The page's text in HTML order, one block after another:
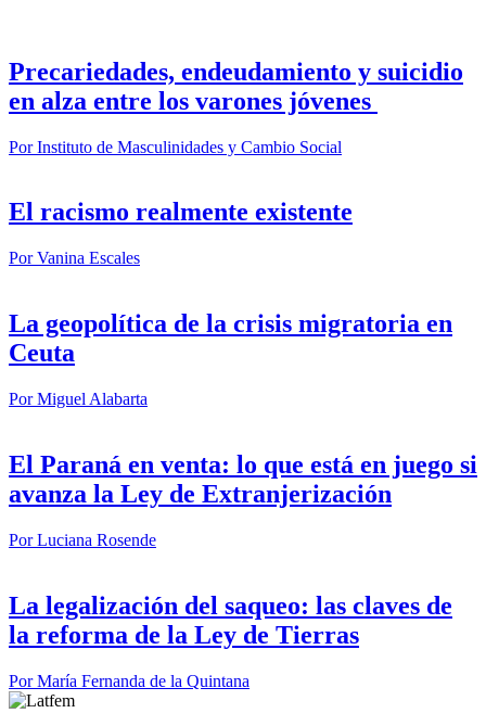
Precariedades, endeudamiento y suicidio
en alza entre los varones jóvenes
PorInstituto de Masculinidades y Cambio Social
El racismo realmente existente
PorVanina Escales
La geopolítica de la crisis migratoria en
Ceuta
PorMiguel Alabarta
El Paraná en venta: lo que está en juego si
avanza la Ley de Extranjerización
PorLuciana Rosende
La legalización del saqueo: las claves de
la reforma de la Ley de Tierras
PorMaría Fernanda de la Quintana